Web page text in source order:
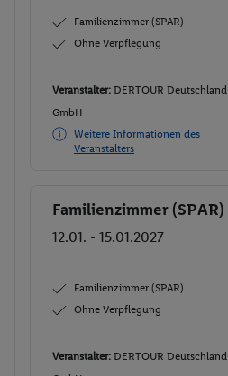
Familienzimmer (SPAR)
Ohne Verpflegung
Veranstalter: DERTOUR Deutschland
GmbH
Weitere Informationen des
Veranstalters
Buchen
Familienzimmer (SPAR)
12.01. - 15.01.2027
Familienzimmer (SPAR)
Ohne Verpflegung
Veranstalter: DERTOUR Deutschland